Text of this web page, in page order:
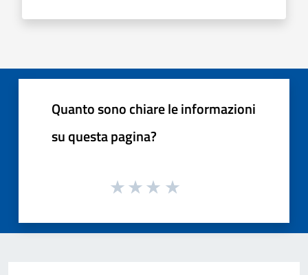
Quanto sono chiare le informazioni
su questa pagina?